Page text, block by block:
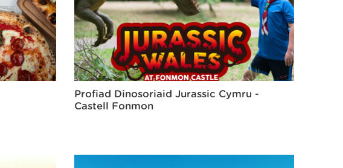
Profiad Dinosoriaid Jurassic Cymru -
Castell Fonmon